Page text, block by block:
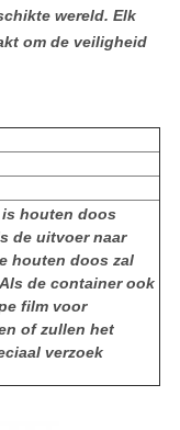
wereld. Elk
om de veiligheid
is houten doos
de uitvoer naar
houten doos zal
de container ook
film voor
of zullen het
verzoek